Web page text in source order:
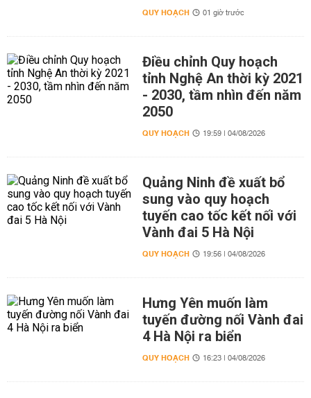
QUY HOẠCH 01 giờ trước
Điều chỉnh Quy hoạch
tỉnh Nghệ An thời kỳ 2021
- 2030, tầm nhìn đến năm
2050
QUY HOẠCH 19:59 | 04/08/2026
Quảng Ninh đề xuất bổ
sung vào quy hoạch
tuyến cao tốc kết nối với
Vành đai 5 Hà Nội
QUY HOẠCH 19:56 | 04/08/2026
Hưng Yên muốn làm
tuyến đường nối Vành đai
4 Hà Nội ra biển
QUY HOẠCH 16:23 | 04/08/2026